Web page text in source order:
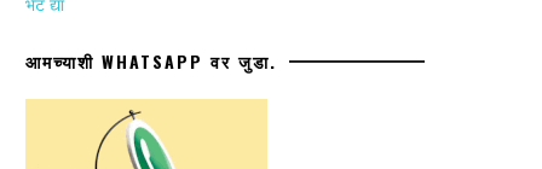
आमच्याशी WHATSAPP वर जुडा.